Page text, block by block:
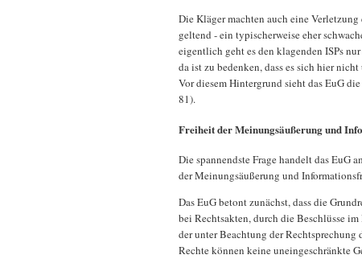
Die Kläger machten auch eine Verletzung
geltend - ein typischerweise eher
eigentlich geht es den klagenden ISPs
da ist zu bedenken, dass es sich hier
Vor diesem Hintergrund sieht das EuG
81).
Freiheit der Meinungsäußerung und
Die spannendste Frage handelt das EuG
der Meinungsäußerung und
Das EuG betont zunächst, dass die
bei Rechtsakten, durch die Beschlüsse
der unter Beachtung der
Rechte können keine uneingeschränkte